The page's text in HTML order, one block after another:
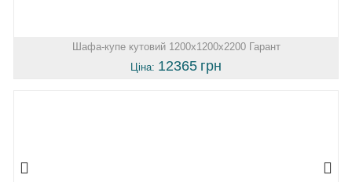
Шафа-купе кутовий 1200х1200х2200 Гарант
Ціна: 12365 грн